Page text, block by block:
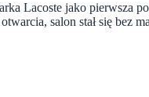
Lacoste jako pierwsza
salon stał się bez